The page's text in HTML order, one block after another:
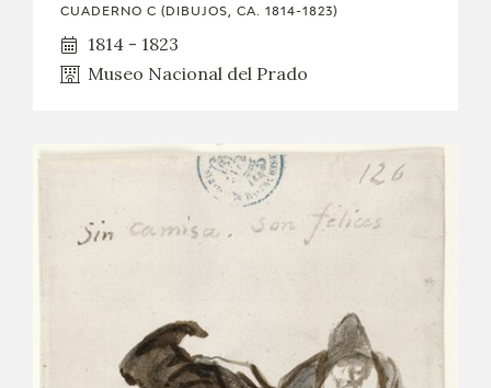
CUADERNO C (DIBUJOS, CA. 1814-1823)
1814 - 1823
Museo Nacional del Prado